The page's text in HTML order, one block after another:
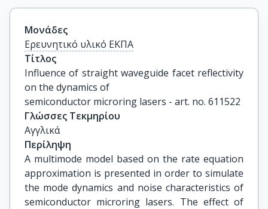
Μονάδες
Ερευνητικό υλικό ΕΚΠΑ
Τίτλος
Influence of straight waveguide facet reflectivity
on the dynamics of
semiconductor microring lasers - art. no. 611522
Γλώσσες Τεκμηρίου
Αγγλικά
Περίληψη
A multimode model based on the rate equation
approximation is presented in order to simulate
the mode dynamics and noise characteristics of
semiconductor microring lasers. The effect of